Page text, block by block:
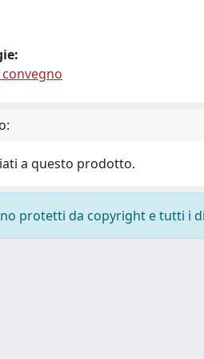
a questo prodotto.
protetti da copyright e tutti i